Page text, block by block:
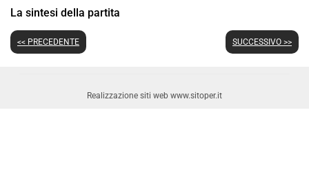
La sintesi della partita
<< PRECEDENTE SUCCESSIVO >>
Realizzazione siti web www.sitoper.it